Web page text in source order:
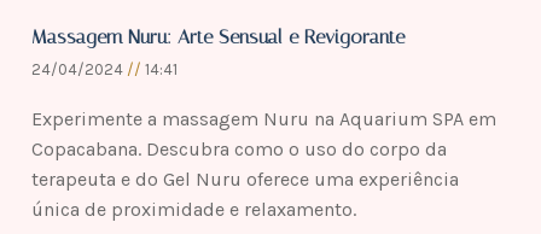
Massagem Nuru: Arte Sensual e Revigorante
24/04/2024 14:41
Experimente a massagem Nuru na Aquarium SPA em
Copacabana. Descubra como o uso do corpo da
terapeuta e do Gel Nuru oferece uma experiência
única de proximidade e relaxamento.